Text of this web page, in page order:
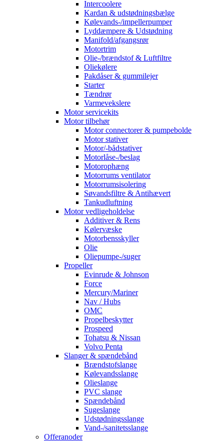
Intercoolere
Kardan & udstødningsbælge
Kølevands-/impellerpumper
Lyddæmpere & Udstødning
Manifold/afgangsrør
Motortrim
Olie-/brændstof & Luftfiltre
Oliekølere
Pakdåser & gummilejer
Starter
Tændrør
Varmevekslere
Motor servicekits
Motor tilbehør
Motor connectorer & pumpebolde
Motor stativer
Motor/-bådstativer
Motorlåse-/beslag
Motorophæng
Motorrums ventilator
Motorrumsisolering
Søvandsfiltre & Antihævert
Tankudluftning
Motor vedligeholdelse
Additiver & Rens
Kølervæske
Motorbensskyller
Olie
Oliepumpe-/suger
Propeller
Evinrude & Johnson
Force
Mercury/Mariner
Nav / Hubs
OMC
Propelbeskytter
Prospeed
Tohatsu & Nissan
Volvo Penta
Slanger & spændebånd
Brændstofslange
Kølevandsslange
Olieslange
PVC slange
Spændebånd
Sugeslange
Udstødningsslange
Vand-/sanitetsslange
Offeranoder